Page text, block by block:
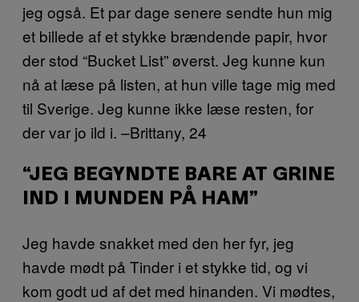
jeg også. Et par dage senere sendte hun mig
et billede af et stykke brændende papir, hvor
der stod “Bucket List” øverst. Jeg kunne kun
nå at læse på listen, at hun ville tage mig med
til Sverige. Jeg kunne ikke læse resten, for
der var jo ild i. –Brittany, 24
“JEG BEGYNDTE BARE AT GRINE
IND I MUNDEN PÅ HAM”
Jeg havde snakket med den her fyr, jeg
havde mødt på Tinder i et stykke tid, og vi
kom godt ud af det med hinanden. Vi mødtes,